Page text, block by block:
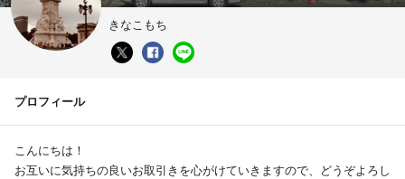
きなこもち
プロフィール
こんにちは！
お互いに気持ちの良いお取引きを心がけていきますので、どうぞよろし